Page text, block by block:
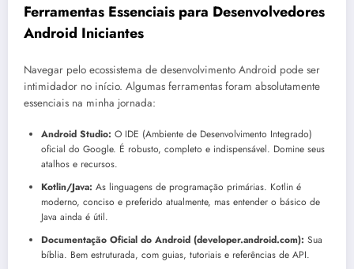
Ferramentas Essenciais para Desenvolvedores
Android Iniciantes
Navegar pelo ecossistema de desenvolvimento Android pode ser
intimidador no início. Algumas ferramentas foram absolutamente
essenciais na minha jornada:
Android Studio: O IDE (Ambiente de Desenvolvimento Integrado)
oficial do Google. É robusto, completo e indispensável. Domine seus
atalhos e recursos.
Kotlin/Java: As linguagens de programação primárias. Kotlin é
moderno, conciso e preferido atualmente, mas entender o básico de
Java ainda é útil.
Documentação Oficial do Android (developer.android.com): Sua
bíblia. Bem estruturada, com guias, tutoriais e referências de API.